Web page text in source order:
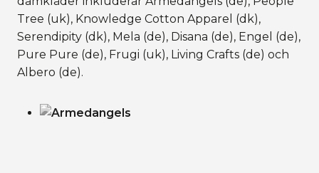
Tree (uk), Knowledge Cotton Apparel (dk),
Serendipity (dk), Mela (de), Disana (de), Engel (de),
Pure Pure (de), Frugi (uk), Living Crafts (de) och
Albero (de).